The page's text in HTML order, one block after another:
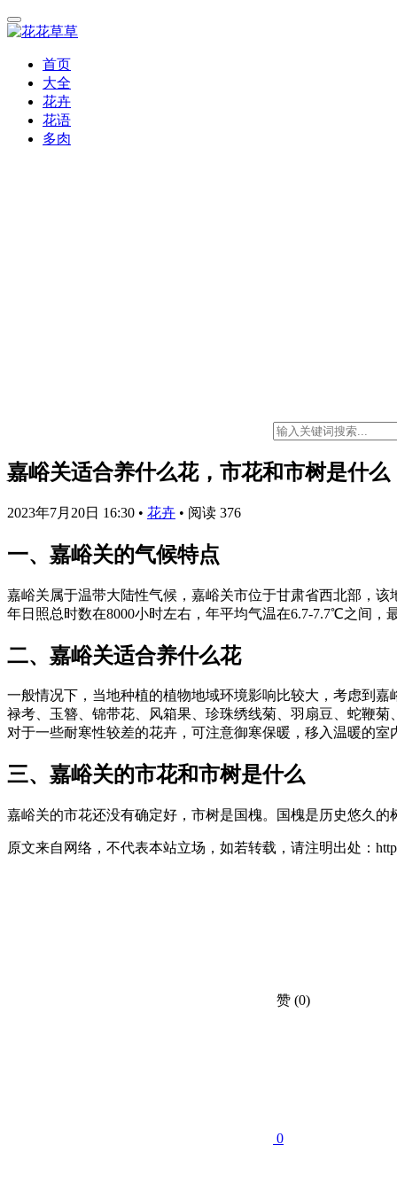
首页
大全
花卉
花语
多肉
嘉峪关适合养什么花，市花和市树是什么
2023年7月20日 16:30 • 花卉 • 阅读 376
一、嘉峪关的气候特点
嘉峪关属于温带大陆性气候，嘉峪关市位于甘肃省西北部，
年日照总时数在8000小时左右，年平均气温在6.7-7.7℃之间
二、嘉峪关适合养什么花
一般情况下，当地种植的植物地域环境影响比较大，考虑到
禄考、玉簪、锦带花、风箱果、珍珠绣线菊、羽扇豆、蛇鞭
对于一些耐寒性较差的花卉，可注意御寒保暖，移入温暖的
三、嘉峪关的市花和市树是什么
嘉峪关的市花还没有确定好，市树是国槐。国槐是历史悠久
原文来自网络，不代表本站立场，如若转载，请注明出处：
赞 (0)
0